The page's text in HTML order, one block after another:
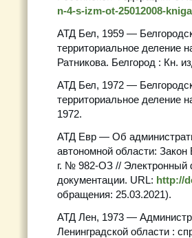
n-4-s-izm-ot-25012008-
АТД Бел, 1959 —
территориальное деление
Ратникова. Белгород : Кн.
АТД Бел, 1972 —
территориальное деление
1972.
АТД Евр — Об
автономной области:
г. № 982-ОЗ // Электронный
документации. URL: http://
обращения: 25.03.2021).
АТД Лен, 1973 —
Ленинградской области :